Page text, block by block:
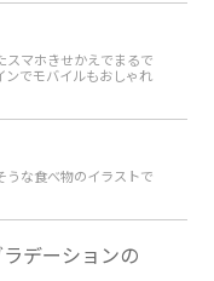
スマホきせかえでまるで
でモバイルもおしゃれ
うな食べ物のイラストで
デーションの